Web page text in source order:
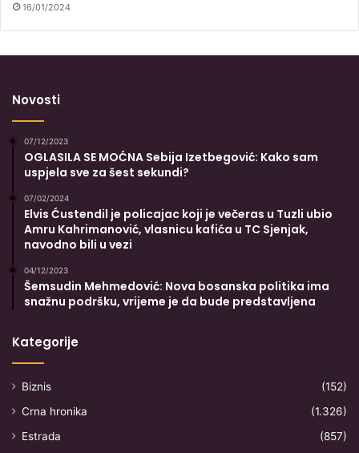
16/01/2024
Novosti
07/12/2023
OGLASILA SE MOĆNA Sebija Izetbegović: Kako sam
uspjela sve za šest sekundi?
07/02/2024
Elvis Ćustendil je policajac koji je večeras u Tuzli ubio
Amru Kahrimanović, vlasnicu kafića u TC Sjenjak,
navodno bili u vezi
04/12/2023
Šemsudin Mehmedović: Nova bosanska politika ima
snažnu podršku, vrijeme je da bude predstavljena
Kategorije
Biznis
(152)
Crna hronika
(1.326)
Estrada
(857)